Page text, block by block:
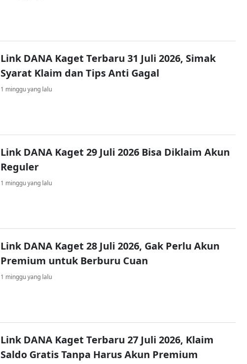
Link DANA Kaget Terbaru 31 Juli 2026, Simak
Syarat Klaim dan Tips Anti Gagal
1 minggu yang lalu
Link DANA Kaget 29 Juli 2026 Bisa Diklaim Akun
Reguler
1 minggu yang lalu
Link DANA Kaget 28 Juli 2026, Gak Perlu Akun
Premium untuk Berburu Cuan
1 minggu yang lalu
Link DANA Kaget Terbaru 27 Juli 2026, Klaim
Saldo Gratis Tanpa Harus Akun Premium